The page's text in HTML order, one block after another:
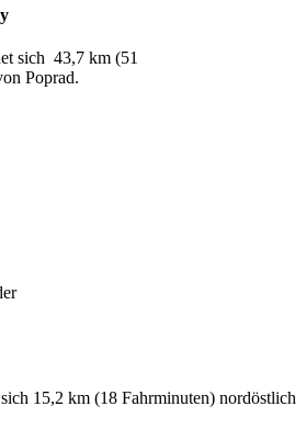
sich 43,7 km (51
Poprad.
15,2 km (18 Fahrminuten) nordöstlich